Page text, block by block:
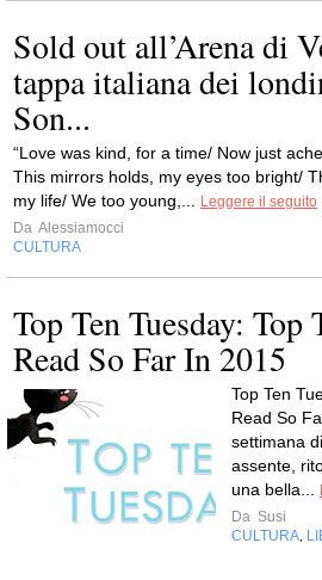
Sold out all’Arena di
tappa italiana dei
Son...
“Love was kind, for a time/ Now just
This mirrors holds, my eyes too bright/
my life/ We too young,...
Leggere il seguito
Da Alessiamocci
CULTURA
Top Ten Tuesday: Top
Read So Far In 2015
Top Ten
Read So
settimana
assente,
una bella...
Da Susi
CULTURA